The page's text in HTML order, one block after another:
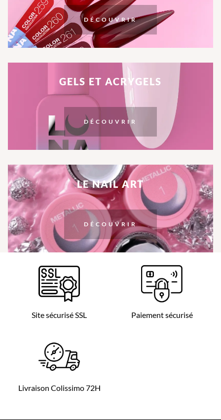
DÉCOUVRIR
GELS ET ACRYGELS
DÉCOUVRIR
LE NAIL ART
DÉCOUVRIR
Site sécurisé SSL Paiement sécurisé
Livraison Colissimo 72H